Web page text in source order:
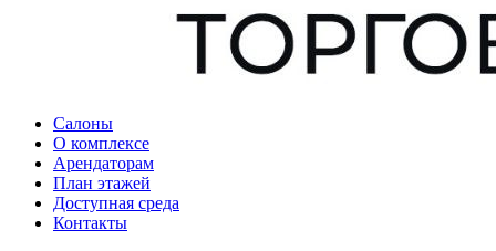
Салоны
О комплексе
Арендаторам
План этажей
Доступная среда
Контакты